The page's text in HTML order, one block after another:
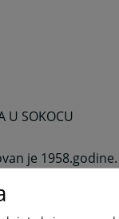
U SOKOCU
je 1958.godine.
do reforme
suda u Srpskom
mjesnu i